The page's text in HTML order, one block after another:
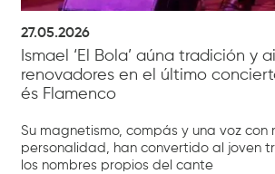
27.05.2026
Ismael ‘El Bola’ aúna tradición y
renovadores en el último
és Flamenco
Su magnetismo, compás y una voz con
personalidad, han convertido al joven
los nombres propios del cante